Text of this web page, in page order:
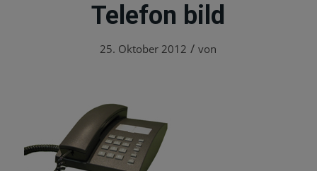
Telefon bild
25. Oktober 2012 / von